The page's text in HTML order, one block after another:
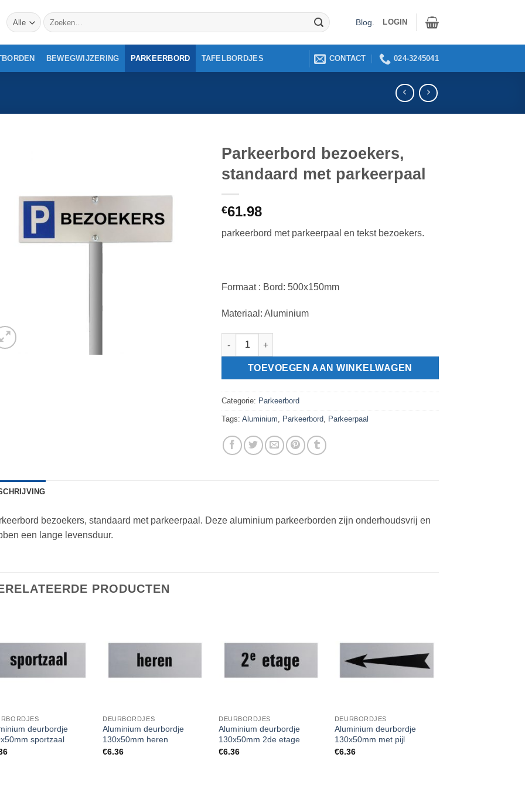
Zoeken
naar:
Blog LOGIN
BEWEGWIJZERING PARKEERBORD TAFELBORDJES CONTACT 024-3245041
Parkeerbord bezoekers,
standaard met parkeerpaal
€61.98
parkeerbord met parkeerpaal en tekst bezoekers.
Formaat : Bord: 500x150mm
Materiaal: Aluminium
Parkeerbord bezoekers, standaard met parkeerpaal aantal
TOEVOEGEN AAN WINKELWAGEN
Categorie: Parkeerbord
Tags:Aluminium, Parkeerbord, Parkeerpaal
bezoekers, standaard met parkeerpaal. Deze aluminium parkeerborden zijn onderhoudsvrij en
een lange levensduur.
PRODUCTEN
deurbordje
sportzaal
DEURBORDJES
Aluminium deurbordje
130x50mm heren
€6.36
DEURBORDJES
Aluminium deurbordje
130x50mm 2de etage
€6.36
DEURBORDJES
Aluminium deurbordje
130x50mm met pijl
€6.36